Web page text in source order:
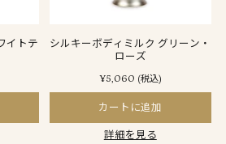
イトテ
シルキーボディミルク グリーン・
ローズ
¥5,060 (税込)
カートに追加
詳細を見る